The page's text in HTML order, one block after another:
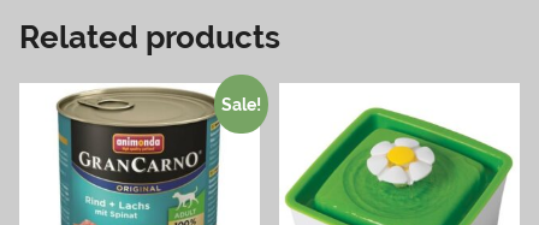
Related products
Sale!